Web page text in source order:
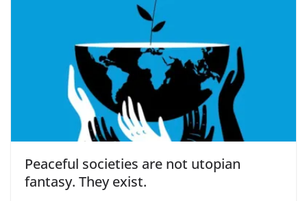
Peaceful societies are not utopian
fantasy. They exist.